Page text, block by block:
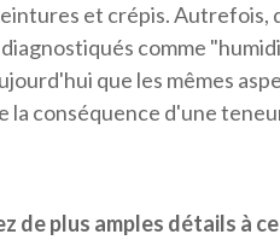
et crépis. Autrefois,
comme
que les mêmes
la conséquence d'une
de plus amples détails à